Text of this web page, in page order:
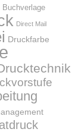
Buchverlage
Direct Mail
Druckfarbe